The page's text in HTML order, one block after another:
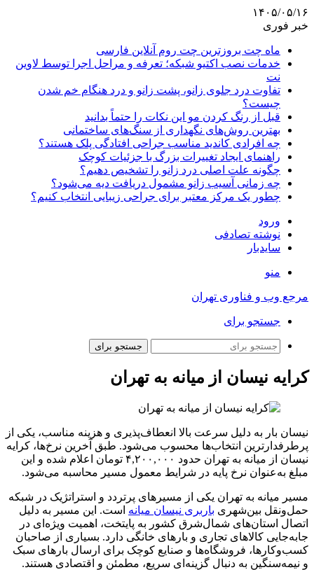
۱۴۰۵/۰۵/۱۶
خبر فوری
ماه چت بروزترین چت روم آنلاین فارسی
خدمات نصب اکتیو شبکه؛ تعرفه و مراحل اجرا توسط لاوین
نت
تفاوت درد جلوی زانو، پشت زانو و درد هنگام خم شدن
چیست؟
قبل از رنگ کردن مو این نکات را حتماً بدانید
بهترین روش‌های نگهداری از سنگ‌های ساختمانی
چه افرادی کاندید مناسب جراحی افتادگی پلک هستند؟
راهنمای ایجاد تغییرات بزرگ با جزئیات کوچک
چگونه علت اصلی درد زانو را تشخیص دهیم؟
چه زمانی آسیب زانو مشمول دریافت دیه می‌شود؟
چطور یک مرکز معتبر برای جراحی زیبایی انتخاب کنیم؟
ورود
نوشته تصادفی
سایدبار
منو
مرجع وب و فناوری تهران
جستجو برای
جستجو برای
کرایه نیسان از میانه به تهران
نیسان بار به دلیل سرعت بالا انعطاف‌پذیری و هزینه مناسب، یکی از
پرطرفدارترین انتخاب‌ها محسوب می‌شود. طبق آخرین نرخ‌ها، کرایه
نیسان از میانه به تهران حدود ۴,۲۰۰,۰۰۰ تومان اعلام شده و این
مبلغ به‌عنوان نرخ پایه در شرایط معمول مسیر محاسبه می‌شود.
مسیر میانه به تهران یکی از مسیرهای پرتردد و استراتژیک در شبکه
حمل‌ونقل بین‌شهری باربری نیسان میانه است. این مسیر به دلیل
اتصال استان‌های شمال‌شرق کشور به پایتخت، اهمیت ویژه‌ای در
جابه‌جایی کالاهای تجاری و بارهای خانگی دارد. بسیاری از صاحبان
کسب‌وکارها، فروشگاه‌ها و صنایع کوچک برای ارسال بارهای سبک
و نیمه‌سنگین به دنبال گزینه‌ای سریع، مطمئن و اقتصادی هستند.